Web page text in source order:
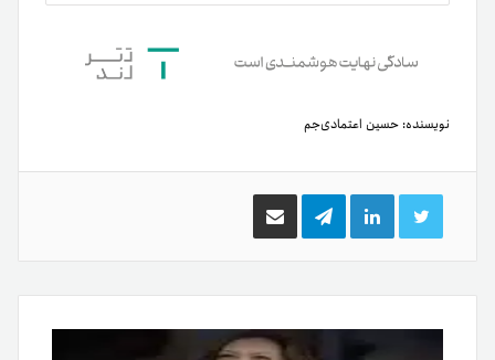
نویسنده: حسین اعتمادی‌جم
توییتر لینکدینتلگرام اشتراک
گذاری
ایمیل